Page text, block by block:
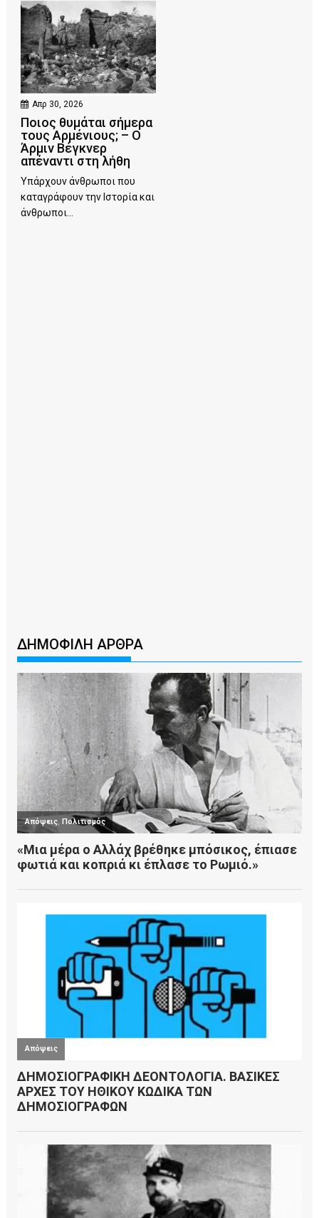
Απρ 30, 2026
Ποιος θυμάται σήμερα
τους Αρμένιους; – Ο
Άρμιν Βέγκνερ
απέναντι στη λήθη
Υπάρχουν άνθρωποι που
καταγράφουν την Ιστορία και
άνθρωποι...
ΔΗΜΟΦΙΛΗ ΑΡΘΡΑ